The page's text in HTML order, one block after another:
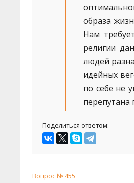
образа
Нам
религии
людей
идейных
по себе не
перепутана
Поделиться ответом:
Вопрос № 455